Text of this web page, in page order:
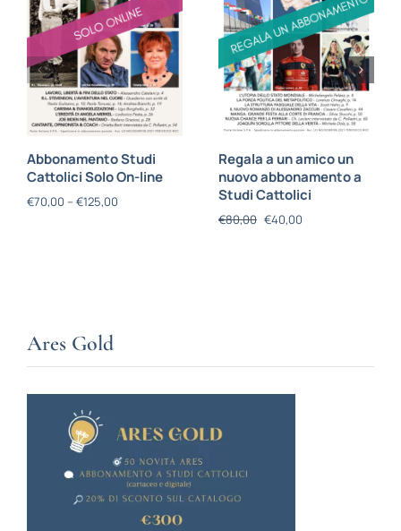
Abbonamento Studi
Cattolici Solo On-line
€70,00 – €125,00
Regala a un amico un
nuovo abbonamento a
Studi Cattolici
€80,00 €40,00
Ares Gold